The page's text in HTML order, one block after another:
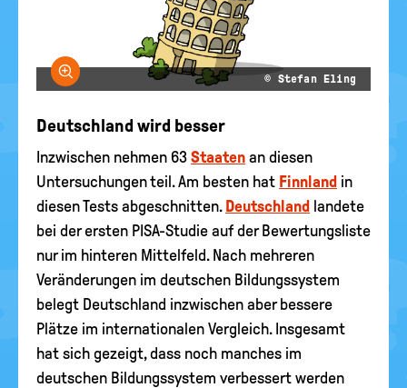
Bild vergrößern
© Stefan Eling
Deutschland wird besser
Inzwischen nehmen 63 Staaten an diesen
Untersuchungen teil. Am besten hat Finnland in
diesen Tests abgeschnitten. Deutschland landete
bei der ersten PISA-Studie auf der Bewertungsliste
nur im hinteren Mittelfeld. Nach mehreren
Veränderungen im deutschen Bildungssystem
belegt Deutschland inzwischen aber bessere
Plätze im internationalen Vergleich. Insgesamt
hat sich gezeigt, dass noch manches im
deutschen Bildungssystem verbessert werden